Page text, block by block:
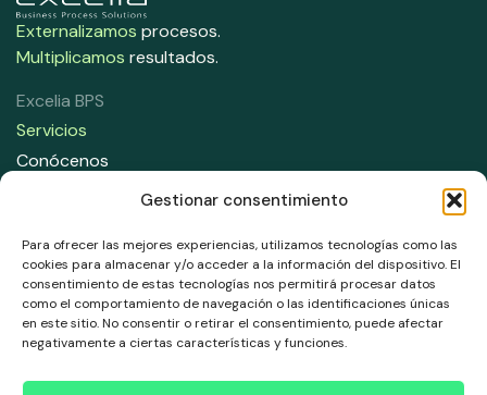
Gestionar consentimiento
Para ofrecer las mejores experiencias, utilizamos tecnologías como las
cookies para almacenar y/o acceder a la información del dispositivo. El
consentimiento de estas tecnologías nos permitirá procesar datos
como el comportamiento de navegación o las identificaciones únicas
en este sitio. No consentir o retirar el consentimiento, puede afectar
negativamente a ciertas características y funciones.
Externalizamos procesos.
Multiplicamos resultados.
Excelia BPS
Servicios
Conócenos
Contacta con nosotros
Contáctanos
91 708 05 50
info@excelia.com
Dirección
Edificio 11, 1 Planta, Pozuelo de Alarcón. 28223, Madrid.